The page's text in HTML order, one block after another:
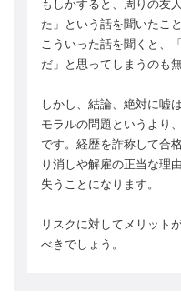
もしかすると、周りの友
た」という話を聞いたこ
こういった話を聞くと、
だ」と思ってしまうのも
しかし、結論、絶対に嘘
モラルの問題というより
です。経歴を詐称して合
り消しや解雇の正当な理
失うことになります。
リスクに対してメリット
べきでしょう。